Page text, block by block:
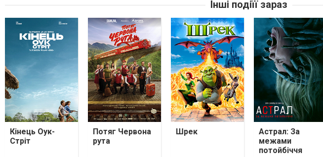
Інші подіїї зараз
Кінець Оук-
Стріт
Потяг Червона
рута
Шрек
Астрал: За
межами
потойбіччя